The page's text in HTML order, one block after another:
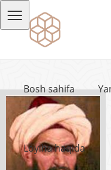
Bosh sahifa
Loyiha haqida